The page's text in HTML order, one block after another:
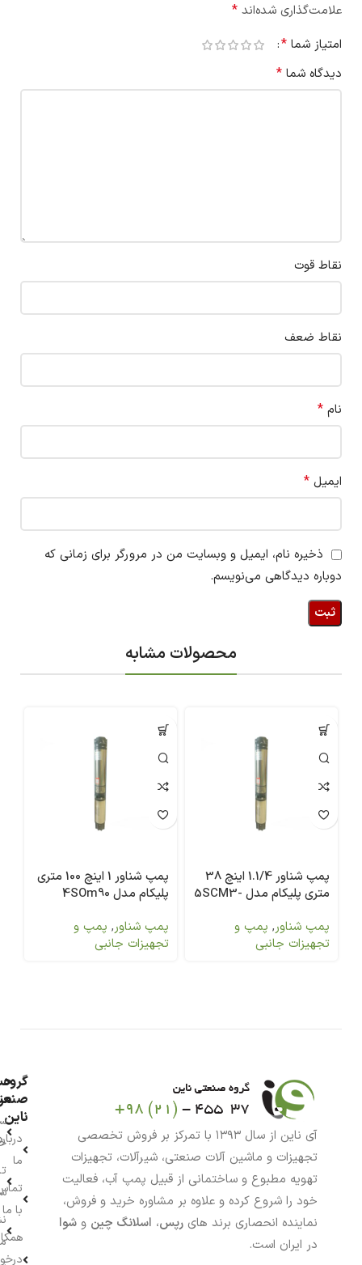
علامت‌گذاری شده‌اند *
امتیاز شما *
دیدگاه شما *
نقاط قوت
نقاط ضعف
نام *
ایمیل *
ذخیره نام، ایمیل و وبسایت من در مرورگر برای زمانی که
دوباره دیدگاهی می‌نویسم.
محصولات مشابه
پمپ شناور 1.1/4 اینچ 38
متری پلیکام مدل 5SCM3-
پمپ شناور, پمپ و
تجهیزات جانبی
پمپ شناور 1 اینچ 100 متری
پلیکام مدل 4SOm90
پمپ شناور, پمپ و
تجهیزات جانبی
آی ناین از سال ۱۳۹۳ با تمرکز بر فروش تخصصی
تجهیزات و ماشین آلات صنعتی، شیرآلات، تجهیزات
تهویه مطبوع و ساختمانی از قبیل پمپ آب، فعالیت
خود را شروع کرده و علاوه بر مشاوره خرید و فروش،
نماینده انحصاری برند های رپس، اسلانگ چین و شوا
در ایران است.
گروه
ناین
ما
با ما